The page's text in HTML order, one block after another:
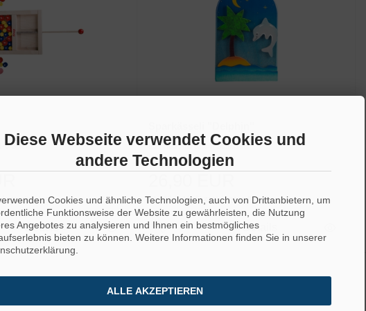
6 Spieler
Versandkosten
Details
aus Holz, mit einem Schlüssel
Lieferzeit3-4 Tage
inkl. 19 % MwSt. zzgl.Versandkosten
Details
Diese Webseite verwendet Cookies und
andere Technologien
Cookies und ähnliche Technologien, auch von Drittanbietern, um
Funktionsweise der Website zu gewährleisten, die Nutzung
Angebotes zu analysieren und Ihnen ein bestmögliches
bieten zu können. Weitere Informationen finden Sie in unserer
ALLE AKZEPTIEREN